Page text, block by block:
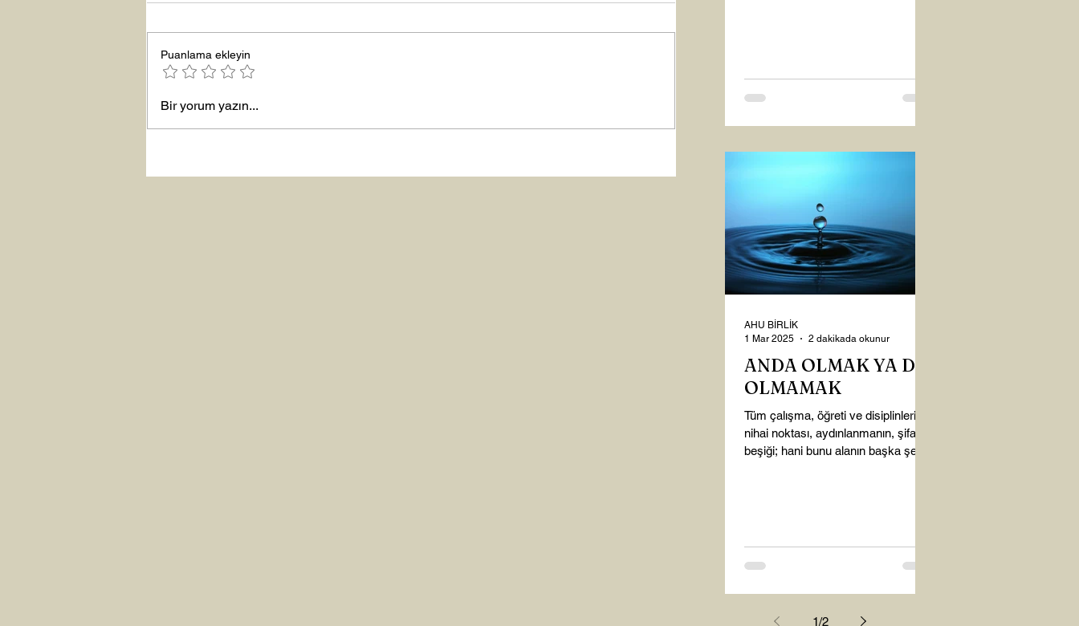
Yeni Yıla Merhaba
Puanlama ekleyin
Bir yorum yazın...
ANDA OLMAK YA DA
OLMAMAK
Tüm çalışma, öğreti ve disiplinlerin
nihai noktası, aydınlanmanın, şifanın
beşiği; hani bunu alanın başka şey
AHU BİRLİK
1 Mar 2025
2 dakikada okunur
1/2